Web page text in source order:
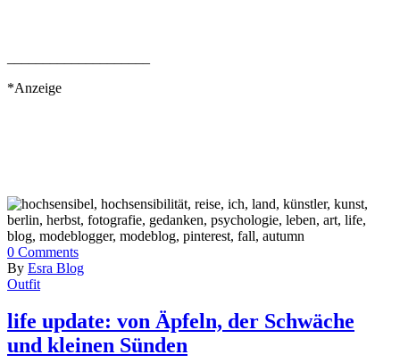
*Anzeige
0 Comments
By Esra Blog
Outfit
life update: von Äpfeln, der Schwäche
und kleinen Sünden